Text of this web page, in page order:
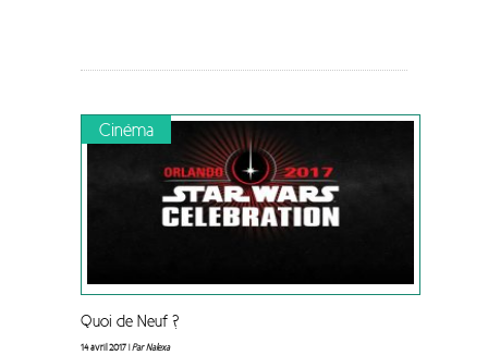
Cinéma
Quoi de Neuf ?
14 avril 2017 |Par Nalexa